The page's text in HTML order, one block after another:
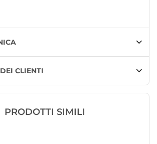
CLIENTI
PRODOTTI SIMILI